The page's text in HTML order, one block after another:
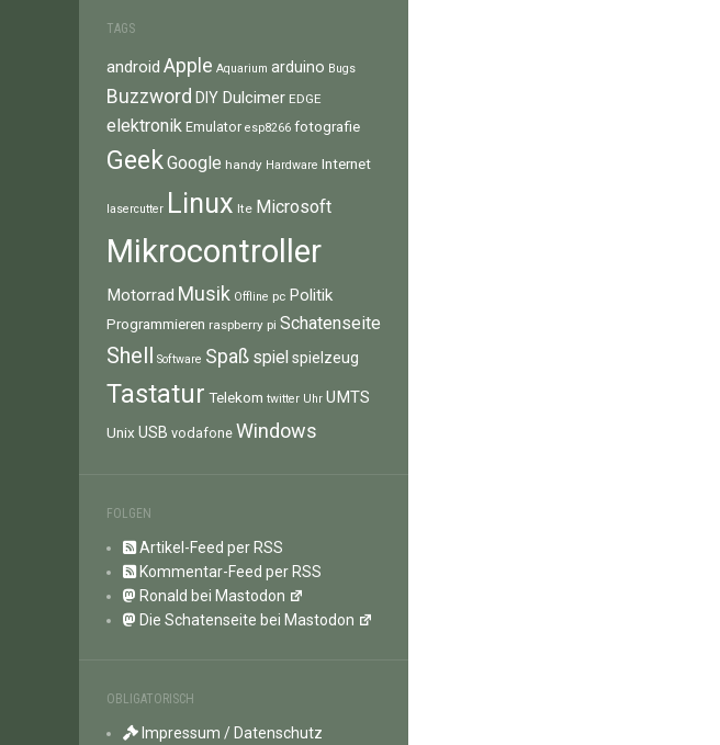
TAGS
android Apple Aquarium arduino Bugs
Buzzword DIY Dulcimer EDGE
elektronik Emulator esp8266 fotografie
GeekGoogle handy Hardware Internet
lasercutter Linux lte Microsoft
Mikrocontroller
Motorrad Musik Offline pc Politik
Programmieren raspberry pi Schatenseite
Shell Software Spaß spiel spielzeug
Tastatur Telekom twitter Uhr UMTS
Unix USB vodafone Windows
FOLGEN
Artikel-Feed per RSS
Kommentar-Feed per RSS
Ronald bei Mastodon
Die Schatenseite bei Mastodon
OBLIGATORISCH
Impressum / Datenschutz